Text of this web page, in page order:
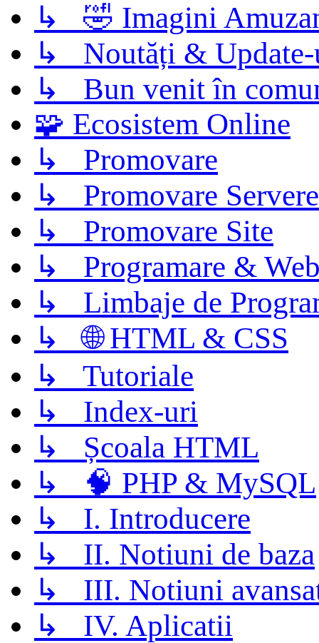
↳ 🤣 Imagini
↳ Noutăți &
↳ Bun venit în
🧩 Ecosistem Online
↳ Promovare
↳ Promovare Servere
↳ Promovare Site
↳ Programare &
↳ Limbaje de
↳ 🌐 HTML & CSS
↳ Tutoriale
↳ Index-uri
↳ Școala HTML
↳ 🧠 PHP & MySQL
↳ I. Introducere
↳ II. Notiuni de baza
↳ III. Notiuni
↳ IV. Aplicatii